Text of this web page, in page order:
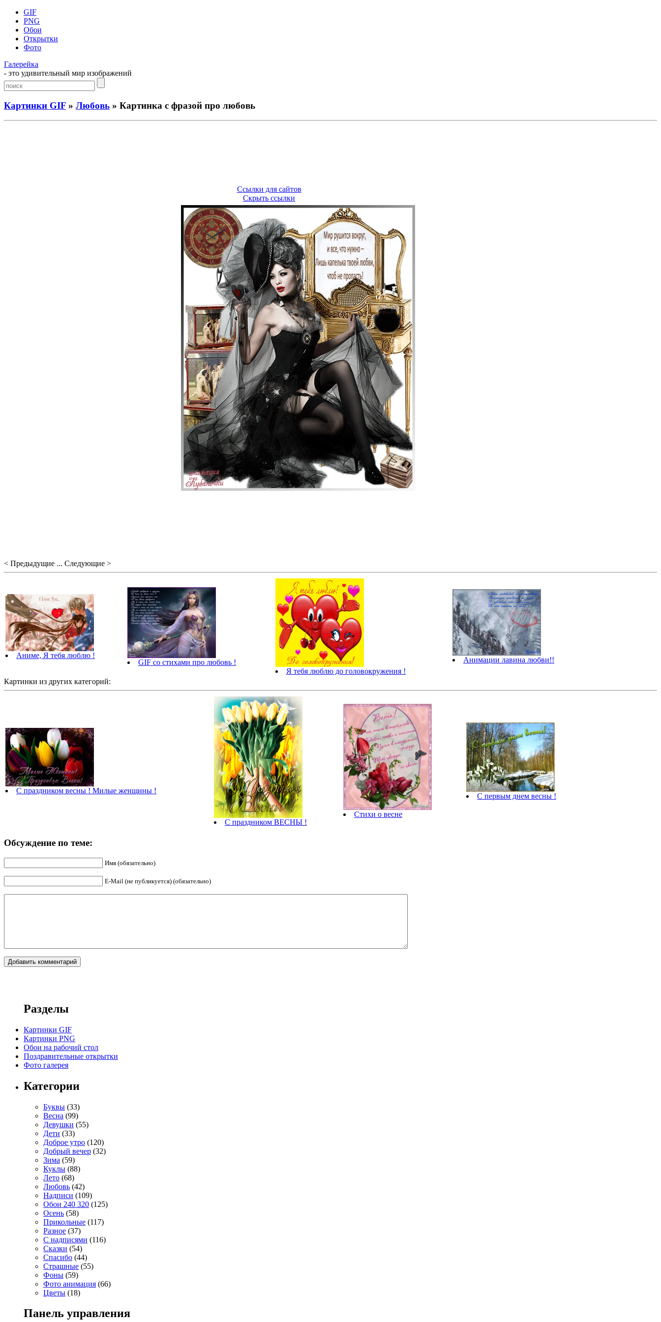
GIF
PNG
Обои
Открытки
Фото
Галерейка
- это удивительный мир изображений
Картинки GIF » Любовь » Картинка с фразой про любовь
Ссылки для сайтов
Скрыть ссылки
< Предыдущие ... Следующие >
Аниме, Я тебя люблю !
GIF со стихами про любовь !
Я тебя люблю до головокружения !
Анимации лавина любви!!
Картинки из других категорий:
С праздником весны ! Милые женщины !
С праздником ВЕСНЫ !
Стихи о весне
С первым днем весны !
Обсуждение по теме:
Имя (обязательно)
E-Mail (не публикуется) (обязательно)
Разделы
Картинки GIF
Картинки PNG
Обои на рабочий стол
Поздравительные открытки
Фото галерея
Категории
Буквы (33)
Весна (99)
Девушки (55)
Дети (33)
Доброе утро (120)
Добрый вечер (32)
Зима (59)
Куклы (88)
Лето (68)
Любовь (42)
Надписи (109)
Обои 240 320 (125)
Осень (58)
Прикольные (117)
Разное (37)
С надписями (116)
Сказки (54)
Спасибо (44)
Страшные (55)
Фоны (59)
Фото анимация (66)
Цветы (18)
Панель управления